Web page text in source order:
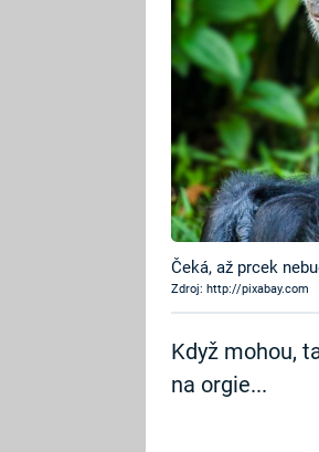
Čeká, až prcek
Zdroj: http://pixabay.com
Když mohou,
na orgie...